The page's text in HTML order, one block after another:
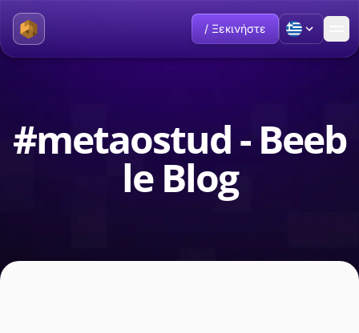
/ Ξεκινήστε
#metaostud - Beeb
le Blog